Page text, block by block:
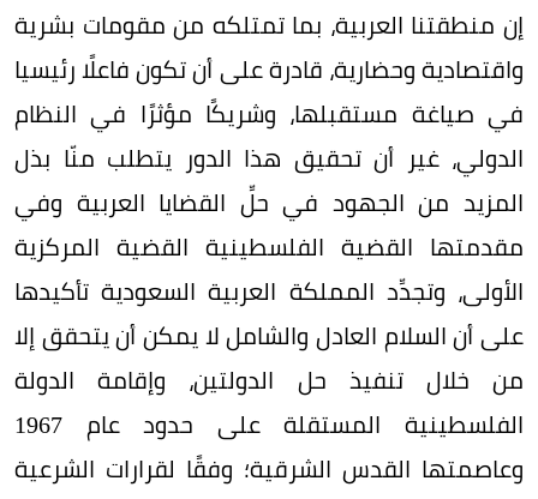
إن منطقتنا العربية، بما تمتلكه من مقومات بشرية
واقتصادية وحضارية، قادرة على أن تكون فاعلًا رئيسيا
في صياغة مستقبلها، وشريكًا مؤثرًا في النظام
الدولي، غير أن تحقيق هذا الدور يتطلب منّا بذل
المزيد من الجهود في حلِّ القضايا العربية وفي
مقدمتها القضية الفلسطينية القضية المركزية
الأولى، وتجدِّد المملكة العربية السعودية تأكيدها
على أن السلام العادل والشامل لا يمكن أن يتحقق إلا
من خلال تنفيذ حل الدولتين، وإقامة الدولة
الفلسطينية المستقلة على حدود عام 1967
وعاصمتها القدس الشرقية؛ وفقًا لقرارات الشرعية